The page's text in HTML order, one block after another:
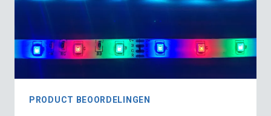
PRODUCT BEOORDELINGEN